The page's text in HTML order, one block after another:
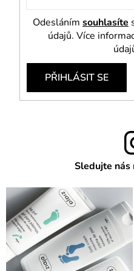
Odesláním souhlasíte
údajů. Více
PŘIHLÁSIT SE
Sledujte nás